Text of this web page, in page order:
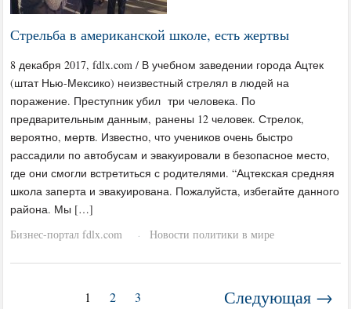
Стрельба в американской школе, есть жертвы
8 декабря 2017, fdlx.com / В учебном заведении города Ацтек
(штат Нью-Мексико) неизвестный стрелял в людей на
поражение. Преступник убил три человека. По
предварительным данным, ранены 12 человек. Стрелок,
вероятно, мертв. Известно, что учеников очень быстро
рассадили по автобусам и эвакуировали в безопасное место,
где они смогли встретиться с родителями. “Ацтекская средняя
школа заперта и эвакуирована. Пожалуйста, избегайте данного
района. Мы […]
Бизнес-портал fdlx.com
· Новости политики в мире
1 2 3 Следующая →